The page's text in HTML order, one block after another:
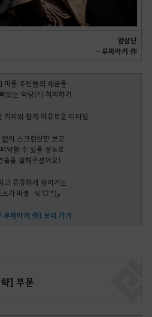
암살단
- 루미아키 作
마을 주민들의 세금을
앗는 악당(?) 처치하기
커피와 함께 여유로운 티타임
이 스크린샷만 보고
악할 수 있을 정도로
출을 잘해주셨어요!
고 유유하게 걸어가는
미아키 作] 보러 가기
] 부문